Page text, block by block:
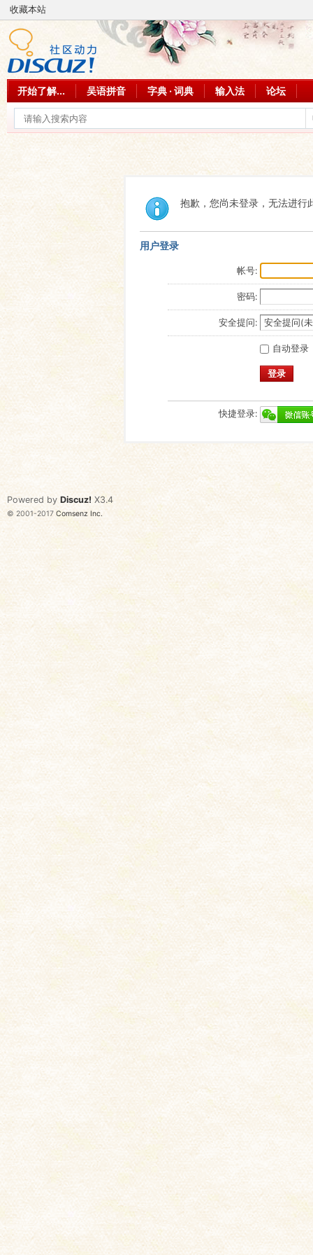
收藏本站
开始了解... 吴语拼音 字典 · 词典 输入法 论坛
抱歉，您尚未登录，无法进行
用户登录
帐号:
密码:
安全提问:
自动登录
登录
快捷登录:
Powered by Discuz! X3.4
© 2001-2017 Comsenz Inc.